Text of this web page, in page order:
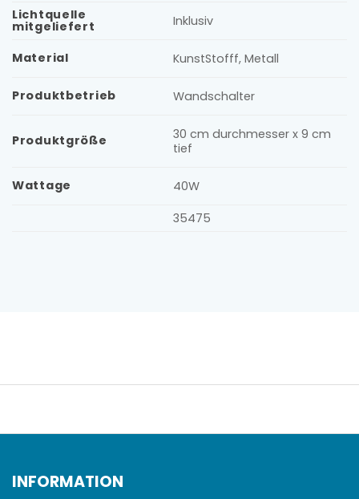
Lichtquelle
mitgeliefert Inklusiv
Material KunstStofff, Metall
Produktbetrieb Wandschalter
Produktgröße
30 cm durchmesser x 9 cm
tief
Wattage
40W
35475
INFORMATION